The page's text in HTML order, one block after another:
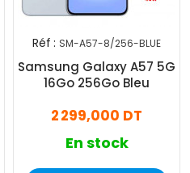
Réf : SM-A57-8/256-BLUE
Samsung Galaxy A57 5G
16Go 256Go Bleu
2 299,000 DT
En stock